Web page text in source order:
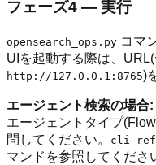
フェーズ4 — 実行
opensearch_ops.py コマ
UIを起動する際は、
http://127.0.0.1:8765)
エージェント検索の場合:
エージェントタイプ
問してください。
cli-
マンドを参照してくださ